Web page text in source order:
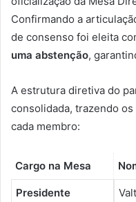
Confirmando a
de consenso foi eleita
uma abstenção,
A estrutura diretiva do
consolidada, trazendo
cada membro:
Cargo na Mesa
Presidente